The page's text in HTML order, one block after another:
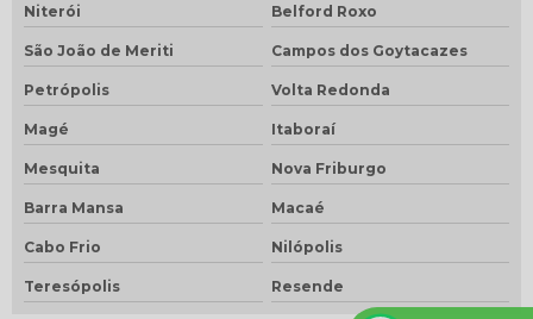
Niterói Belford Roxo
São João de Meriti Campos dos Goytacazes
Petrópolis Volta Redonda
Magé Itaboraí
Mesquita Nova Friburgo
Barra Mansa Macaé
Cabo Frio Nilópolis
Teresópolis Resende